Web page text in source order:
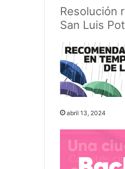
Resolución
San Luis
abril 13, 2024